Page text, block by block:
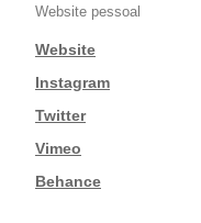
Website pessoal
Website
|Instagram
|Twitter
|Vimeo
|Behance